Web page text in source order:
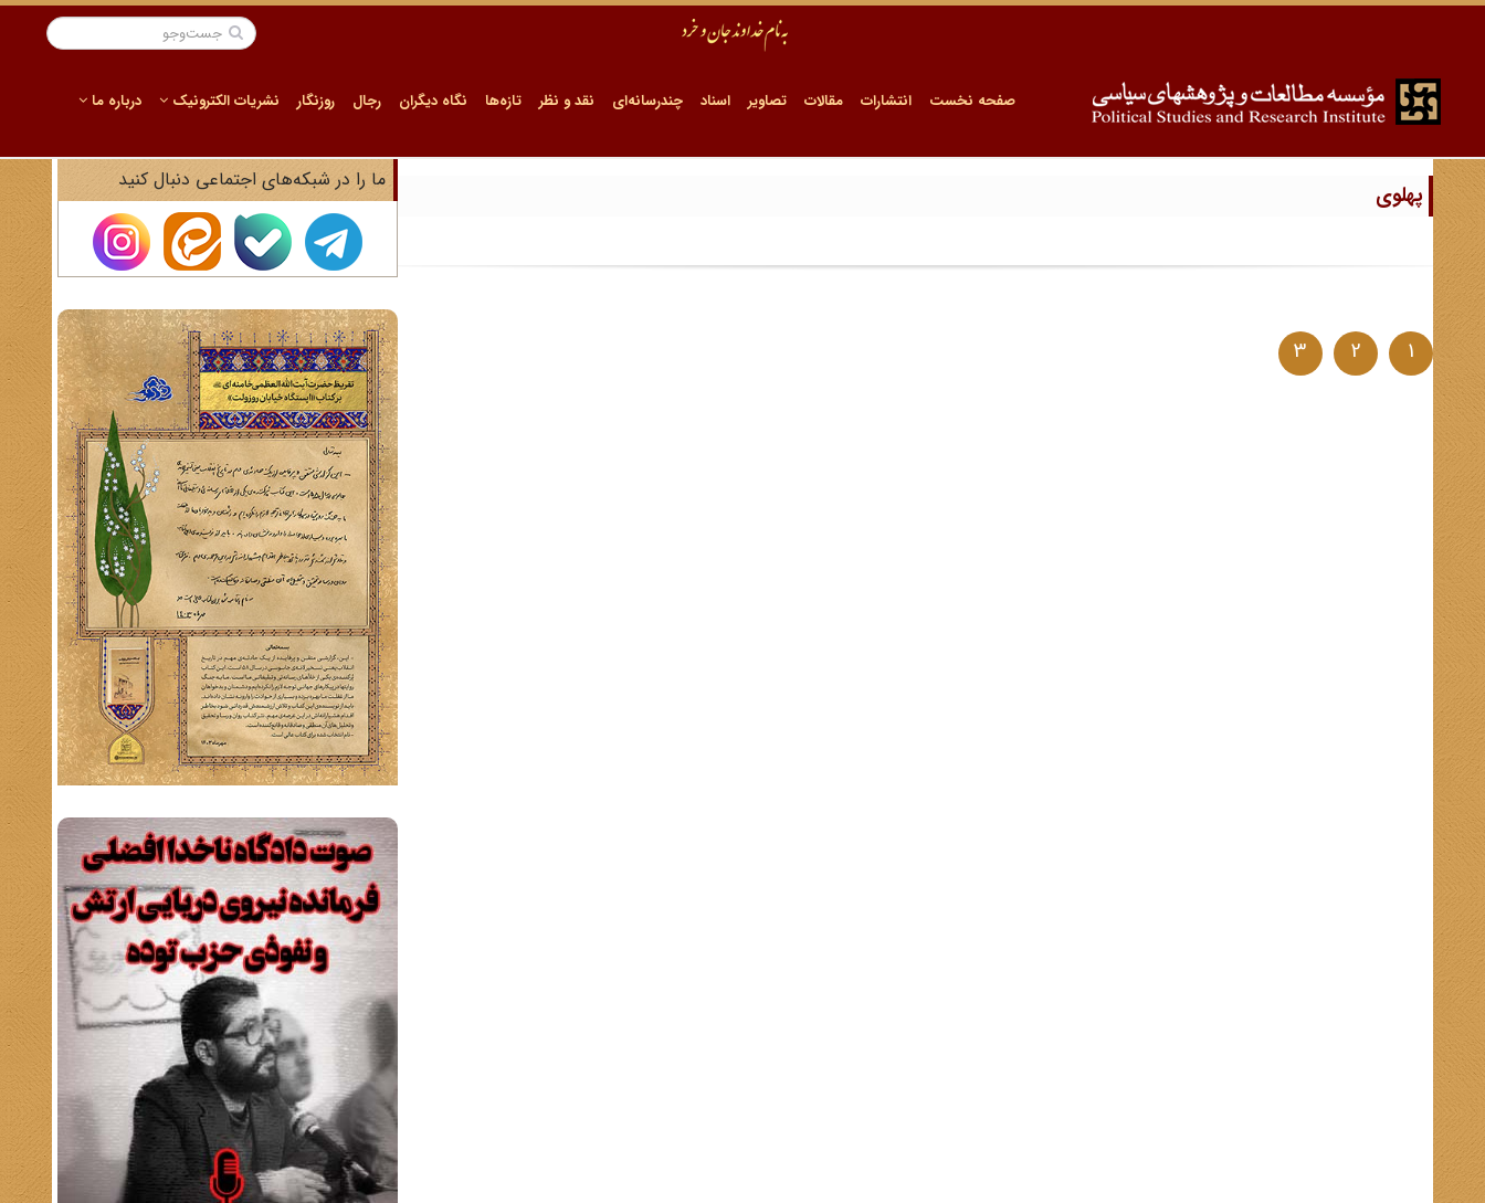
صفحه نخست انتشارات مقالات تصاویر اسناد چندرسانه‌ای نقد و نظر تازه‌ها نگاه دیگران رجال روزنگار نشریات الکترونیک درباره ما
پهلوی
1
2
3
ما را در شبکه‌های اجتماعی دنبال کنید